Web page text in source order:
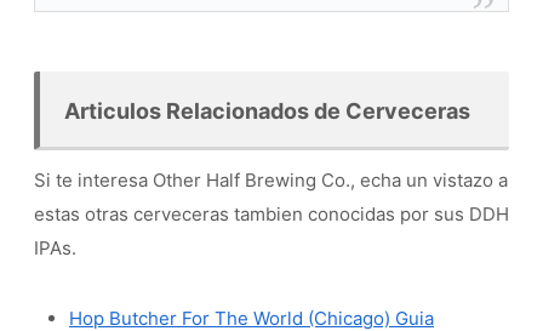
Articulos Relacionados de Cerveceras
Si te interesa Other Half Brewing Co., echa un vistazo a
estas otras cerveceras tambien conocidas por sus DDH
IPAs.
Hop Butcher For The World (Chicago) Guia